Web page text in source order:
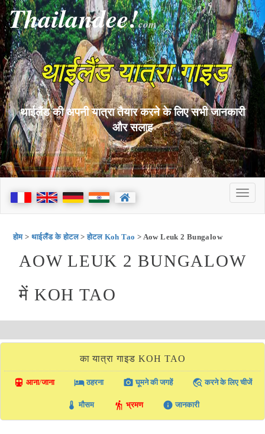
Thailandee!com
थाईलैंड यात्रा गाइड
थाईलैंड की अपनी यात्रा तैयार करने के लिए सभी जानकारी
और सलाह
होम>थाईलैंड के होटल>होटल Koh Tao > Aow Leuk 2 Bungalow
AOW LEUK 2 BUNGALOW
में KOH TAO
का यात्रा गाइड KOH TAO
directions_transit आना/जाना local_hotelठहरना photo_camera घूमने की जगहें travel_explore करने के लिए चीजें
thermostat मौसम hiking भ्रमण info जानकारी